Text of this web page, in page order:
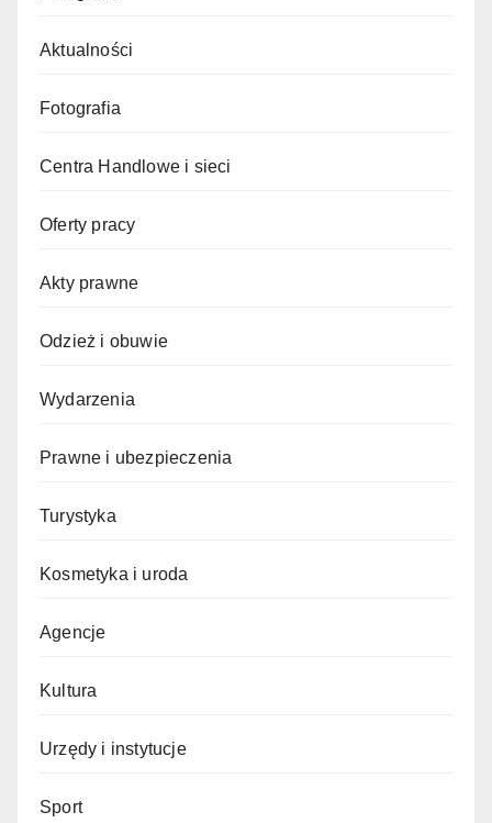
Aktualności
Fotografia
Centra Handlowe i sieci
Oferty pracy
Akty prawne
Odzież i obuwie
Wydarzenia
Prawne i ubezpieczenia
Turystyka
Kosmetyka i uroda
Agencje
Kultura
Urzędy i instytucje
Sport